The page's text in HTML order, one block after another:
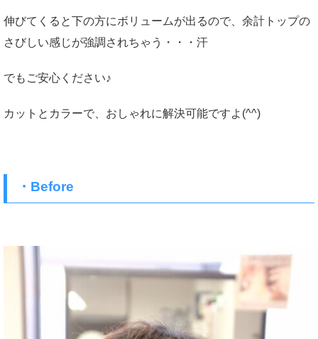
伸びてくると下の方にボリュームが出るので、余計トップの
さびしい感じが強調されちゃう・・・汗
でもご安心ください♪
カットとカラーで、おしゃれに解決可能ですよ(^^)
・Before